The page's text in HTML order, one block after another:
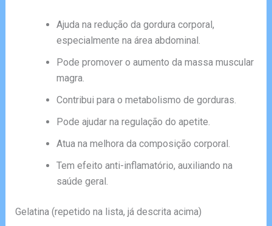
Ajuda na redução da gordura corporal,
especialmente na área abdominal.
Pode promover o aumento da massa muscular
magra.
Contribui para o metabolismo de gorduras.
Pode ajudar na regulação do apetite.
Atua na melhora da composição corporal.
Tem efeito anti-inflamatório, auxiliando na
saúde geral.
Gelatina (repetido na lista, já descrita acima)